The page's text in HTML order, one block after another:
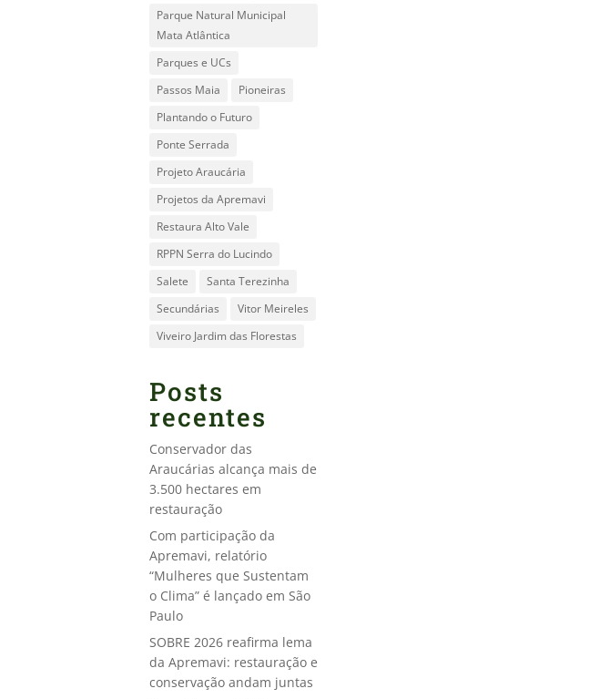
Parque Natural Municipal
Mata Atlântica
Parques e UCs
Passos Maia
Pioneiras
Plantando o Futuro
Ponte Serrada
Projeto Araucária
Projetos da Apremavi
Restaura Alto Vale
RPPN Serra do Lucindo
Salete
Santa Terezinha
Secundárias
Vitor Meireles
Viveiro Jardim das Florestas
Posts
recentes
Conservador das
Araucárias alcança mais de
3.500 hectares em
restauração
Com participação da
Apremavi, relatório
“Mulheres que Sustentam
o Clima” é lançado em São
Paulo
SOBRE 2026 reafirma lema
da Apremavi: restauração e
conservação andam juntas